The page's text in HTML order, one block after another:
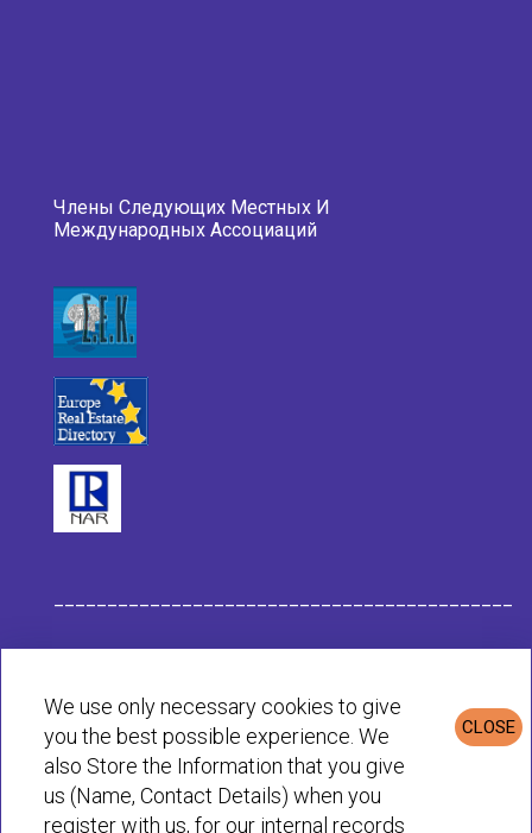
Члены Следующих Местных И
Международных Ассоциаций
Политика конфиденциальности и cookie
CLOSE
We use only necessary cookies to give
you the best possible experience. We
also Store the Information that you give
us (Name, Contact Details) when you
register with us, for our internal records